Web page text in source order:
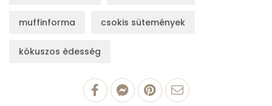
muffinforma csokis sütemények
kókuszos édesség